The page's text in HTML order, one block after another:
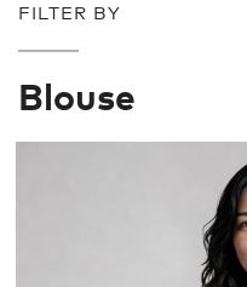
FILTER BY
Blouse